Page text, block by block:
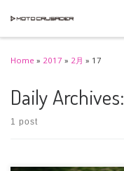
Skip to content
Home » 2017 » 2月 » 17
Daily Archives:
1 post